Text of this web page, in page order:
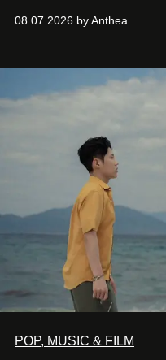
một bộ suit lụa - như một
08.07.2026 by Anthea
POP, MUSIC & FILM